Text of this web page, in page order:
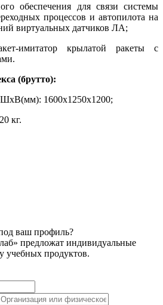
обеспечения для связи системы
процессов и автопилота на
виртуальных датчиков ЛА;
имитатор крылатой ракеты с
(брутто):
1600x1250x1200;
кг.
ваш профиль?
предложат индивидуальные
учебных продуктов.